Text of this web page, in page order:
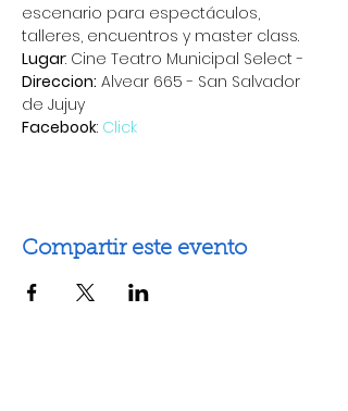
escenario para espectáculos,
talleres, encuentros y master class.
Lugar: Cine Teatro Municipal Select -
Direccion: Alvear 665 - San Salvador
de Jujuy
Facebook: Click
Compartir este evento